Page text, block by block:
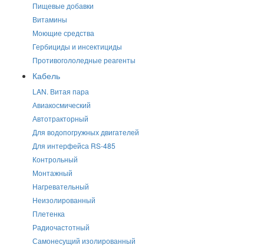
Пищевые добавки
Витамины
Моющие средства
Гербициды и инсектициды
Противогололедные реагенты
Кабель
LAN. Витая пара
Авиакосмический
Автотракторный
Для водопогружных двигателей
Для интерфейса RS-485
Контрольный
Монтажный
Нагревательный
Неизолированный
Плетенка
Радиочастотный
Самонесущий изолированный